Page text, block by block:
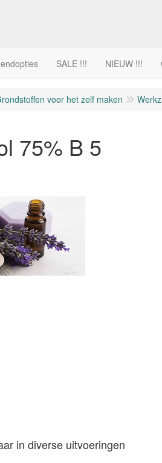
SALE !!! NIEUW !!!
voor het zelf maken
75% B 5
in diverse uitvoeringen